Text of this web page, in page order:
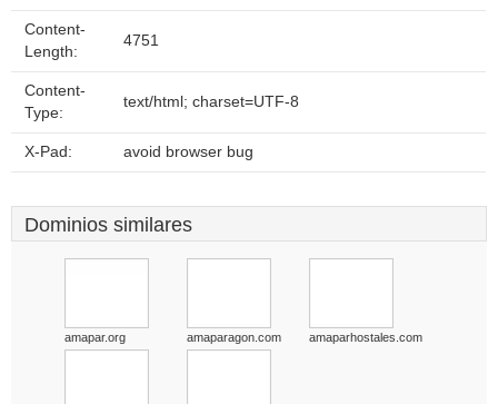
Content-
Length:
4751
Content-
Type:
text/html; charset=UTF-8
X-Pad: avoid browser bug
Dominios similares
amapar.org amaparagon.com amaparhostales.com